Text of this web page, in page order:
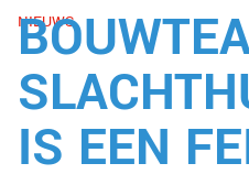
NIEUWS
IS EEN